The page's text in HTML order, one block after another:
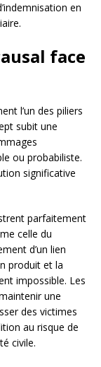
en
face
l’un des piliers
subit une
ou probabiliste.
significative
parfaitement
celle du
d’un lien
produit et la
impossible. Les
une
des victimes
au risque de
civile.